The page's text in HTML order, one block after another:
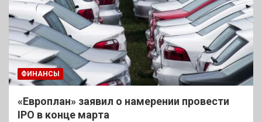
ФИНАНСЫ
«Европлан» заявил о намерении провести
IPO в конце марта